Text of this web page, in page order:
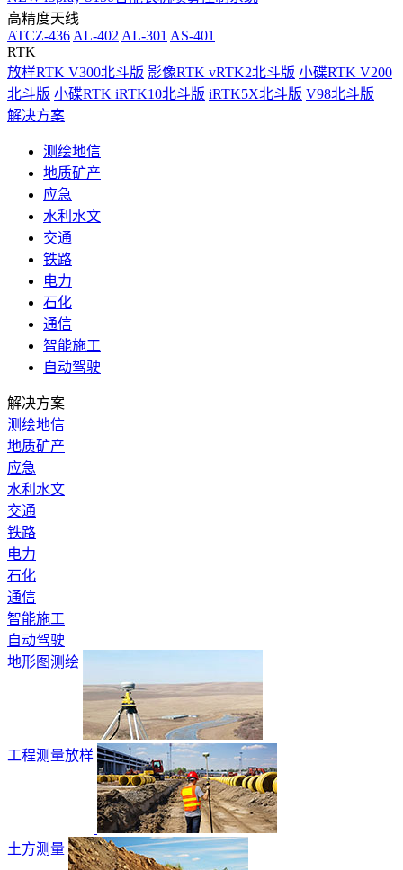
高精度天线
ATCZ-436 AL-402 AL-301 AS-401
RTK
放样RTK V300北斗版 影像RTK vRTK2北斗版 小碟RTK V200
北斗版 小碟RTK iRTK10北斗版 iRTK5X北斗版 V98北斗版
解决方案
测绘地信
地质矿产
应急
水利水文
交通
铁路
电力
石化
通信
智能施工
自动驾驶
解决方案
测绘地信
地质矿产
应急
水利水文
交通
铁路
电力
石化
通信
智能施工
自动驾驶
地形图测绘
工程测量放样
土方测量